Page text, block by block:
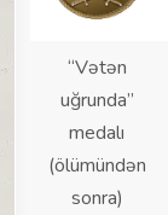
“Vətən
uğrunda”
medalı
(ölümündən
sonra)